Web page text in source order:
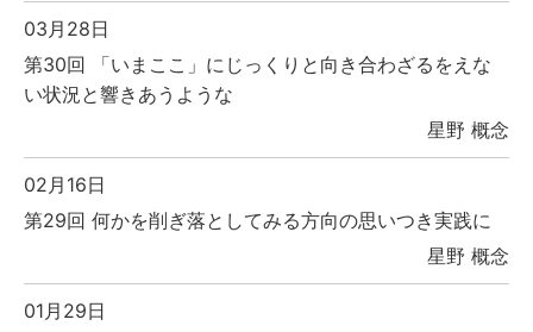
03月28日
第30回 「いまここ」にじっくりと向き合わざるをえな
い状況と響きあうような
星野 概念
02月16日
第29回 何かを削ぎ落としてみる方向の思いつき実践に
星野 概念
01月29日